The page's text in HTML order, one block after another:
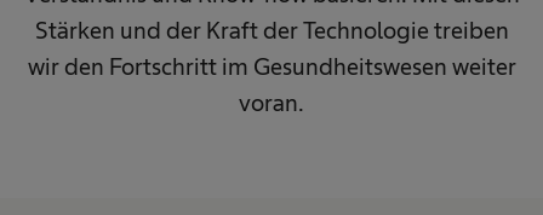
Stärken und der Kraft der Technologie treiben
wir den Fortschritt im Gesundheitswesen weiter
voran.